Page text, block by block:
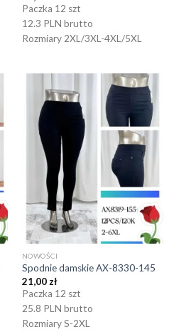
Paczka 12 szt
12.3 PLN brutto
Rozmiary 2XL/3XL-4XL/5XL
NOWOŚCI
Spodnie damskie AX-8330-145
21,00 zł
Paczka 12 szt
25.8 PLN brutto
Rozmiary S-2XL